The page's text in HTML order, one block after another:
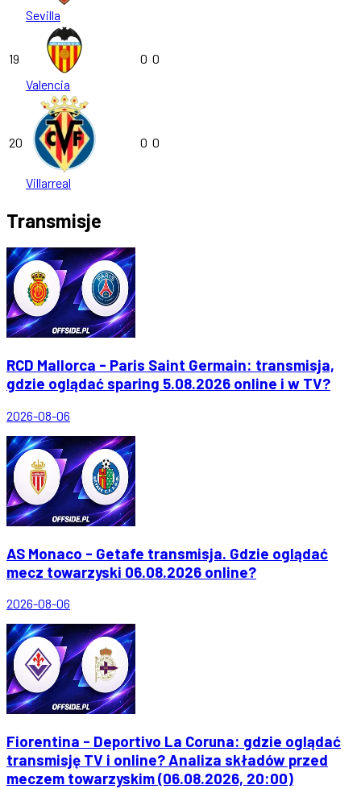
Sevilla
19
Valencia
0 0
20
Villarreal
0 0
Transmisje
RCD Mallorca - Paris Saint Germain: transmisja,
gdzie oglądać sparing 5.08.2026 online i w TV?
2026-08-06
AS Monaco - Getafe transmisja. Gdzie oglądać
mecz towarzyski 06.08.2026 online?
2026-08-06
Fiorentina - Deportivo La Coruna: gdzie oglądać
transmisję TV i online? Analiza składów przed
meczem towarzyskim (06.08.2026, 20:00)